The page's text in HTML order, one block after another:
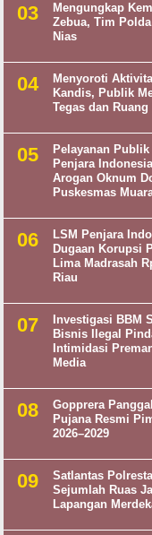
Mengungkap
Zebua, Tim
Nias
Menyoroti
Kandis, Publik
Tegas dan
Pelayanan
Penjara
Arogan Oknum
Puskesmas
LSM Penjara
Dugaan Korupsi
Lima Madrasah
Riau
Investigasi BBM
Bisnis Ilegal
Intimidasi
Media
Gopprera
Pujana Resmi
2026–2029
Satlantas
Sejumlah Ruas
Lapangan